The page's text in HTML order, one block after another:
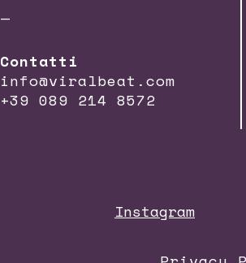
—
Contatti
info@viralbeat.com
+39 089 214 8572
Instagram